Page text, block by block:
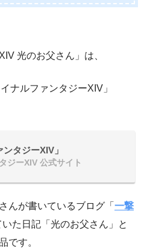
光のお父さん」は、
ナルファンタジーXIV」
ンタジーXIV」
ジーXIV 公式サイト
さんが書いているブログ「 一撃
た日記「光のお父さん」と
です。